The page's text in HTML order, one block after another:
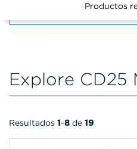
Productos
Explore CD25
Resultados 1-8 de 19